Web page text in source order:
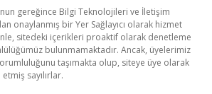
gereğince Bilgi Teknolojileri ve İletişim
onaylanmış bir Yer Sağlayıcı olarak hizmet
sitedeki içerikleri proaktif olarak denetleme
bulunmamaktadır. Ancak, üyelerimiz
taşımakta olup, siteye üye olarak
sayılırlar.